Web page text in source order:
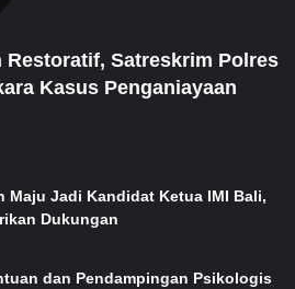
Restoratif, Satreskrim Polres
Kasus Penganiayaan
Maju Jadi Kandidat Ketua IMI Bali,
Dukungan
dan Pendampingan Psikologis